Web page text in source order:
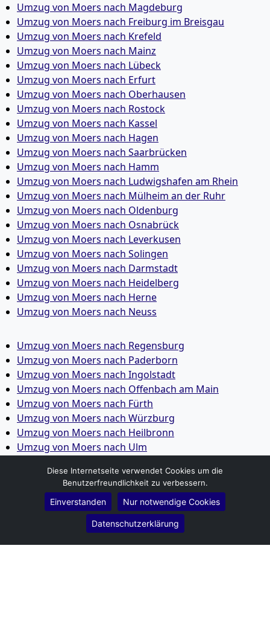
Umzug von Moers nach Magdeburg
Umzug von Moers nach Freiburg im Breisgau
Umzug von Moers nach Krefeld
Umzug von Moers nach Mainz
Umzug von Moers nach Lübeck
Umzug von Moers nach Erfurt
Umzug von Moers nach Oberhausen
Umzug von Moers nach Rostock
Umzug von Moers nach Kassel
Umzug von Moers nach Hagen
Umzug von Moers nach Saarbrücken
Umzug von Moers nach Hamm
Umzug von Moers nach Ludwigshafen am Rhein
Umzug von Moers nach Mülheim an der Ruhr
Umzug von Moers nach Oldenburg
Umzug von Moers nach Osnabrück
Umzug von Moers nach Leverkusen
Umzug von Moers nach Solingen
Umzug von Moers nach Darmstadt
Umzug von Moers nach Heidelberg
Umzug von Moers nach Herne
Umzug von Moers nach Neuss
Umzug von Moers nach Regensburg
Umzug von Moers nach Paderborn
Umzug von Moers nach Ingolstadt
Umzug von Moers nach Offenbach am Main
Umzug von Moers nach Fürth
Umzug von Moers nach Würzburg
Umzug von Moers nach Heilbronn
Umzug von Moers nach Ulm
Umzug von Moers nach Wolfsburg
Umzug von Moers nach Bottrop
Umzug von Moers nach Göttingen
Umzug von Moers nach Reutlingen
Umzug von Moers nach Bremer­haven
Umzug von Moers nach Koblenz
Diese Internetseite verwendet Cookies um die
Benutzerfreundlichkeit zu verbessern.
Einverstanden Nur notwendige Cookies
Datenschutzerklärung